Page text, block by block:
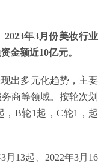
2023年3月份美妆行业
金额近10亿元。
出多元化趋势，主要
商等领域。按轮次划
，B轮1起，C轮1，起
月13起、2022年3月16